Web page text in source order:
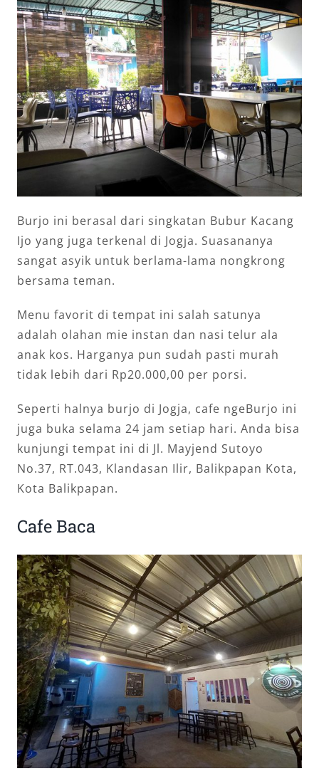
Burjo ini berasal dari singkatan Bubur Kacang
Ijo yang juga terkenal di Jogja. Suasananya
sangat asyik untuk berlama-lama nongkrong
bersama teman.
Menu favorit di tempat ini salah satunya
adalah olahan mie instan dan nasi telur ala
anak kos. Harganya pun sudah pasti murah
tidak lebih dari Rp20.000,00 per porsi.
Seperti halnya burjo di Jogja, cafe ngeBurjo ini
juga buka selama 24 jam setiap hari. Anda bisa
kunjungi tempat ini di Jl. Mayjend Sutoyo
No.37, RT.043, Klandasan Ilir, Balikpapan Kota,
Kota Balikpapan.
Cafe Baca